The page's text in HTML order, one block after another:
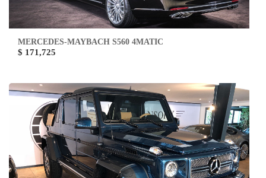
MERCEDES-MAYBACH S560 4MATIC
$ 171,725